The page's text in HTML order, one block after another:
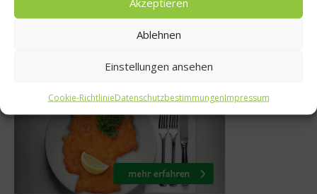
Ablehnen
Einstellungen ansehen
Cookie-RichtlinieDatenschutzbestimmungenImpressum
Was isst Deutschland